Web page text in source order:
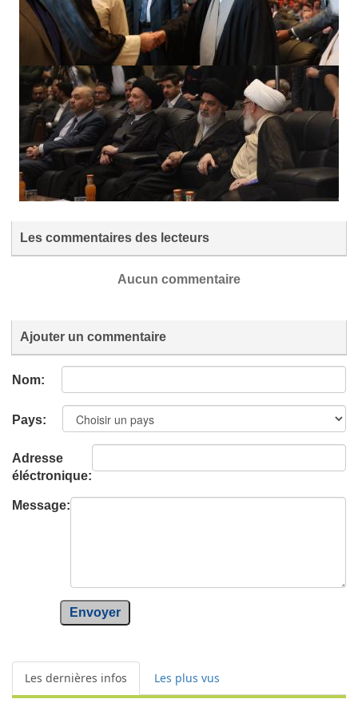
Les commentaires des lecteurs
Aucun commentaire
Ajouter un commentaire
Nom:
Pays:
Adresse
éléctronique:
Message:
Envoyer
Les dernières infos Les plus vus